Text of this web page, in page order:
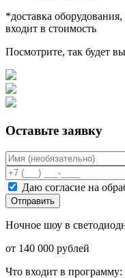
*доставка
входит в стоимость
Посмотрите, так будет
Оставьте заявку
Даю согласие на
Отправить
Ночное шоу в
от 140 000 рублей
Что входит в программу: